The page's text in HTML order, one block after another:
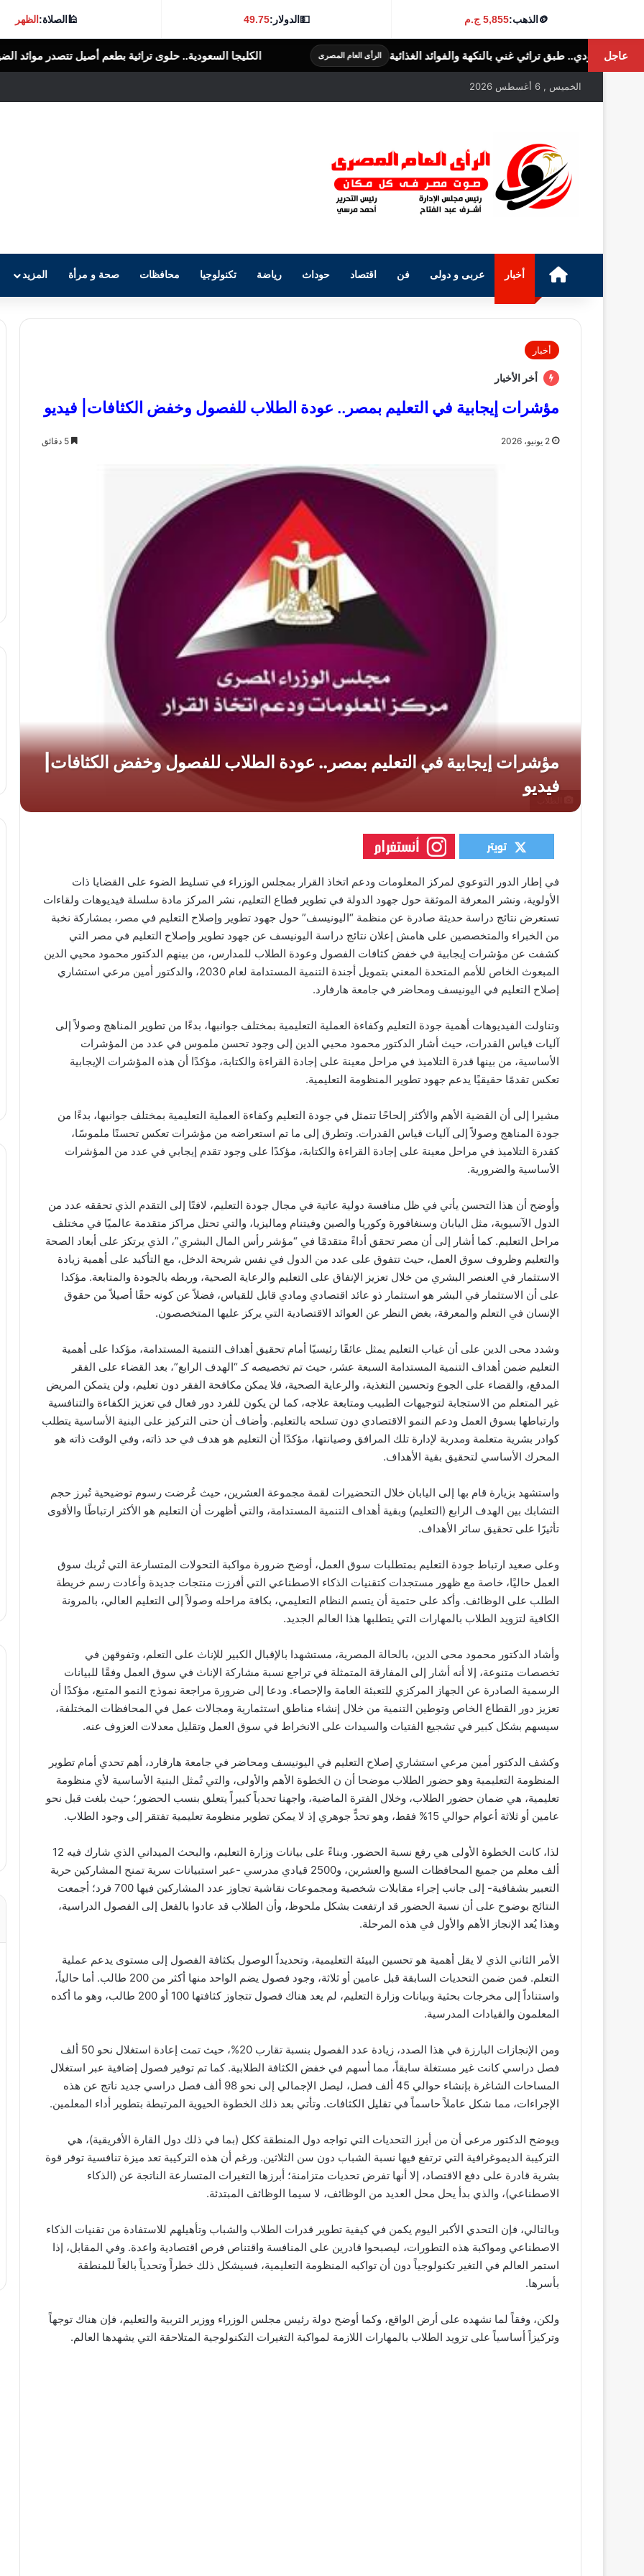
🪙الذهب:5,855 ج.م 💵الدولار:49.75
🕌الصلاة:الظهر
عاجل
غني بالنكهة والفوائد الغذائية الرأى العام المصرى الكليجا السعودية.. حلوى تراثية بطعم أصيل تتصدر موائد الضيافة الرأى العام المصرى
الخميس , 6 أغسطس 2026
الرئيسيةأخبار عربى و دولى فن اقتصاد حوداث رياضة تكنولوجيا محافظات صحة و مرأة المزيد
أخبار
أخر الأخبار
مؤشرات إيجابية في التعليم بمصر.. عودة الطلاب للفصول وخفض الكثافات| فيديو
2 يونيو، 2026
في إطار الدور التوعوي لمركز المعلومات ودعم اتخاذ القرار بمجلس الوزراء في تسليط الضوء على القضايا ذات
الأولوية، ونشر المعرفة الموثقة حول جهود الدولة في تطوير قطاع التعليم، نشر المركز مادة سلسلة فيديوهات ولقاءات
تستعرض نتائج دراسة حديثة صادرة عن منظمة “اليونيسف” حول جهود تطوير وإصلاح التعليم في مصر، بمشاركة نخبة
من الخبراء والمتخصصين على هامش إعلان نتائج دراسة اليونيسف عن جهود تطوير وإصلاح التعليم في مصر التي
كشفت عن مؤشرات إيجابية في خفض كثافات الفصول وعودة الطلاب للمدارس، من بينهم الدكتور محمود محيي الدين
المبعوث الخاص للأمم المتحدة المعني بتمويل أجندة التنمية المستدامة لعام 2030، والدكتور أمين مرعي استشاري
إصلاح التعليم في اليونيسف ومحاضر في جامعة هارفارد.
وتناولت الفيديوهات أهمية جودة التعليم وكفاءة العملية التعليمية بمختلف جوانبها، بدءًا من تطوير المناهج وصولاً إلى
آليات قياس القدرات، حيث أشار الدكتور محمود محيي الدين إلى وجود تحسن ملموس في عدد من المؤشرات
الأساسية، من بينها قدرة التلاميذ في مراحل معينة على إجادة القراءة والكتابة، مؤكدًا أن هذه المؤشرات الإيجابية
تعكس تقدمًا حقيقيًا يدعم جهود تطوير المنظومة التعليمية.
مشيرا إلى أن القضية الأهم والأكثر إلحاحًا تتمثل في جودة التعليم وكفاءة العملية التعليمية بمختلف جوانبها، بدءًا من
جودة المناهج وصولاً إلى آليات قياس القدرات. وتطرق إلى ما تم استعراضه من مؤشرات تعكس تحسنًا ملموسًا،
كقدرة التلاميذ في مراحل معينة على إجادة القراءة والكتابة، مؤكدًا على وجود تقدم إيجابي في عدد من المؤشرات
الأساسية والضرورية.
وأوضح أن هذا التحسن يأتي في ظل منافسة دولية عاتية في مجال جودة التعليم، لافتًا إلى التقدم الذي تحققه عدد من
الدول الآسيوية، مثل اليابان وسنغافورة وكوريا والصين وفيتنام وماليزيا، والتي تحتل مراكز متقدمة عالميًا في مختلف
مراحل التعليم. كما أشار إلى أن مصر تحقق أداءً متقدمًا في “مؤشر رأس المال البشري”، الذي يرتكز على أبعاد الصحة
والتعليم وظروف سوق العمل، حيث تتفوق على عدد من الدول في نفس شريحة الدخل، مع التأكيد على أهمية زيادة
الاستثمار في العنصر البشري من خلال تعزيز الإنفاق على التعليم والرعاية الصحية، وربطه بالجودة والمتابعة. مؤكدا
على أن الاستثمار في البشر هو استثمار ذو عائد اقتصادي ومادي قابل للقياس، فضلاً عن كونه حقًا أصيلاً من حقوق
الإنسان في التعلم والمعرفة، بغض النظر عن العوائد الاقتصادية التي يركز عليها المتخصصون.
وشدد محى الدين على أن غياب التعليم يمثل عائقًا رئيسيًا أمام تحقيق أهداف التنمية المستدامة، مؤكدا على أهمية
التعليم ضمن أهداف التنمية المستدامة السبعة عشر، حيث تم تخصيصه كـ “الهدف الرابع”، بعد القضاء على الفقر
المدقع، والقضاء على الجوع وتحسين التغذية، والرعاية الصحية، فلا يمكن مكافحة الفقر دون تعليم، ولن يتمكن المريض
غير المتعلم من الاستجابة لتوجيهات الطبيب ومتابعة علاجه، كما لن يكون للفرد دور فعال في تعزيز الكفاءة والتنافسية
وارتباطها بسوق العمل ودعم النمو الاقتصادي دون تسلحه بالتعليم. وأضاف أن حتى التركيز على البنية الأساسية يتطلب
كوادر بشرية متعلمة ومدربة لإدارة تلك المرافق وصيانتها، مؤكدًا أن التعليم هو هدف في حد ذاته، وفي الوقت ذاته هو
المحرك الأساسي لتحقيق بقية الأهداف.
واستشهد بزيارة قام بها إلى اليابان خلال التحضيرات لقمة مجموعة العشرين، حيث عُرضت رسوم توضيحية تُبرز حجم
التشابك بين الهدف الرابع (التعليم) وبقية أهداف التنمية المستدامة، والتي أظهرت أن التعليم هو الأكثر ارتباطًا والأقوى
تأثيرًا على تحقيق سائر الأهداف.
وعلى صعيد ارتباط جودة التعليم بمتطلبات سوق العمل، أوضح ضرورة مواكبة التحولات المتسارعة التي تُربك سوق
العمل حاليًا، خاصة مع ظهور مستجدات كتقنيات الذكاء الاصطناعي التي أفرزت منتجات جديدة وأعادت رسم خريطة
الطلب على الوظائف. وأكد على حتمية أن يتسم النظام التعليمي، بكافة مراحله وصولاً إلى التعليم العالي، بالمرونة
الكافية لتزويد الطلاب بالمهارات التي يتطلبها هذا العالم الجديد.
وأشاد الدكتور محمود محى الدين، بالحالة المصرية، مستشهدا بالإقبال الكبير للإناث على التعلم، وتفوقهن في
تخصصات متنوعة، إلا أنه أشار إلى المفارقة المتمثلة في تراجع نسبة مشاركة الإناث في سوق العمل وفقًا للبيانات
الرسمية الصادرة عن الجهاز المركزي للتعبئة العامة والإحصاء. ودعا إلى ضرورة مراجعة نموذج النمو المتبع، مؤكدًا أن
تعزيز دور القطاع الخاص وتوطين التنمية من خلال إنشاء مناطق استثمارية ومجالات عمل في المحافظات المختلفة،
سيسهم بشكل كبير في تشجيع الفتيات والسيدات على الانخراط في سوق العمل وتقليل معدلات العزوف عنه.
وكشف الدكتور أمين مرعي استشاري إصلاح التعليم في اليونيسف ومحاضر في جامعة هارفارد، أهم تحدي أمام تطوير
المنظومة التعليمية وهو حضور الطلاب موضحا أن ن الخطوة الأهم والأولى، والتي تُمثل البنية الأساسية لأي منظومة
تعليمية، هي ضمان حضور الطلاب، وخلال الفترة الماضية، واجهنا تحدياً كبيراً يتعلق بنسب الحضور؛ حيث بلغت قبل نحو
عامين أو ثلاثة أعوام حوالي 15% فقط، وهو تحدٍّ جوهري إذ لا يمكن تطوير منظومة تعليمية تفتقر إلى وجود الطلاب.
لذا، كانت الخطوة الأولى هي رفع نسبة الحضور. وبناءً على بيانات وزارة التعليم، والبحث الميداني الذي شارك فيه 12
ألف معلم من جميع المحافظات السبع والعشرين، و2500 قيادي مدرسي -عبر استبيانات سرية تمنح المشاركين حرية
التعبير بشفافية- إلى جانب إجراء مقابلات شخصية ومجموعات نقاشية تجاوز عدد المشاركين فيها 700 فرد؛ أجمعت
النتائج بوضوح على أن نسبة الحضور قد ارتفعت بشكل ملحوظ، وأن الطلاب قد عادوا بالفعل إلى الفصول الدراسية،
وهذا يُعد الإنجاز الأهم والأول في هذه المرحلة.
الأمر الثاني الذي لا يقل أهمية هو تحسين البيئة التعليمية، وتحديداً الوصول بكثافة الفصول إلى مستوى يدعم عملية
التعلم. فمن ضمن التحديات السابقة قبل عامين أو ثلاثة، وجود فصول يضم الواحد منها أكثر من 200 طالب. أما حالياً،
واستناداً إلى مخرجات بحثية وبيانات وزارة التعليم، لم يعد هناك فصول تتجاوز كثافتها 100 أو 200 طالب، وهو ما أكده
المعلمون والقيادات المدرسية.
ومن الإنجازات البارزة في هذا الصدد، زيادة عدد الفصول بنسبة تقارب 20%، حيث تمت إعادة استغلال نحو 50 ألف
فصل دراسي كانت غير مستغلة سابقاً، مما أسهم في خفض الكثافة الطلابية. كما تم توفير فصول إضافية عبر استغلال
المساحات الشاغرة بإنشاء حوالي 45 ألف فصل، ليصل الإجمالي إلى نحو 98 ألف فصل دراسي جديد ناتج عن هذه
الإجراءات، مما شكل عاملاً حاسماً في تقليل الكثافات. وتأتي بعد ذلك الخطوة الحيوية المرتبطة بتطوير أداء المعلمين.
ويوضح الدكتور مرعى أن من أبرز التحديات التي تواجه دول المنطقة ككل (بما في ذلك دول القارة الأفريقية)، هي
التركيبة الديموغرافية التي ترتفع فيها نسبة الشباب دون سن الثلاثين. ورغم أن هذه التركيبة تعد ميزة تنافسية توفر قوة
بشرية قادرة على دفع الاقتصاد، إلا أنها تفرض تحديات متزامنة؛ أبرزها التغيرات المتسارعة الناتجة عن (الذكاء
الاصطناعي)، والذي بدأ يحل محل العديد من الوظائف، لا سيما الوظائف المبتدئة.
وبالتالي، فإن التحدي الأكبر اليوم يكمن في كيفية تطوير قدرات الطلاب والشباب وتأهيلهم للاستفادة من تقنيات الذكاء
الاصطناعي ومواكبة هذه التطورات، ليصبحوا قادرين على المنافسة واقتناص فرص اقتصادية واعدة. وفي المقابل، إذا
استمر العالم في التغير تكنولوجياً دون أن تواكبه المنظومة التعليمية، فسيشكل ذلك خطراً وتحدياً بالغاً للمنطقة
بأسرها.
ولكن، وفقاً لما نشهده على أرض الواقع، وكما أوضح دولة رئيس مجلس الوزراء ووزير التربية والتعليم، فإن هناك توجهاً
وتركيزاً أساسياً على تزويد الطلاب بالمهارات اللازمة لمواكبة التغيرات التكنولوجية المتلاحقة التي يشهدها العالم.